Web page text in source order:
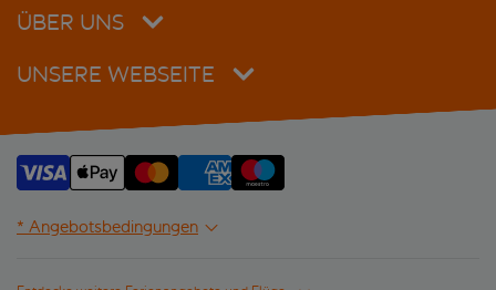
The Met
ÜBER UNS
UNSERE WEBSEITE
* Angebotsbedingungen